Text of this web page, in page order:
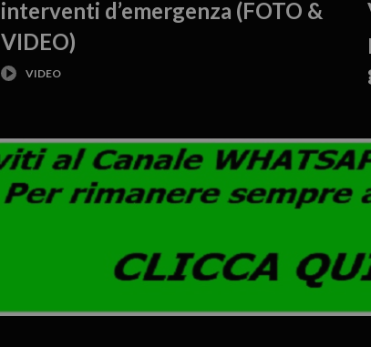
interventi d’emergenza (FOTO &
VIDEO)